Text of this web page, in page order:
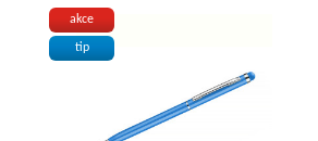
akce
tip